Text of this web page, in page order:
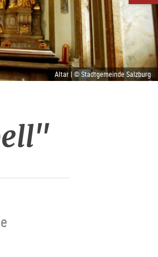
Altar | © Stadtgemeinde Salzburg